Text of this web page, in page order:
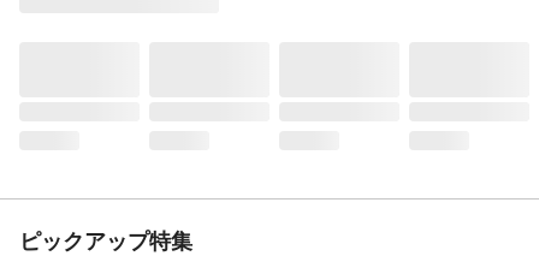
ピックアップ特集